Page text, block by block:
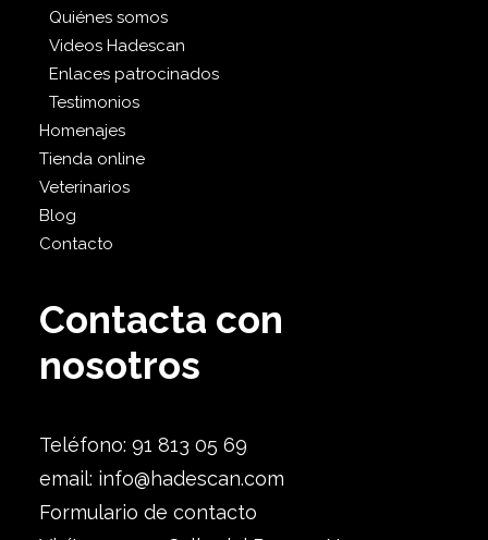
Quiénes somos
Videos Hadescan
Enlaces patrocinados
Testimonios
Homenajes
Tienda online
Veterinarios
Blog
Contacto
Contacta con
nosotros
Teléfono: 91 813 05 69
email: info@hadescan.com
Formulario de contacto